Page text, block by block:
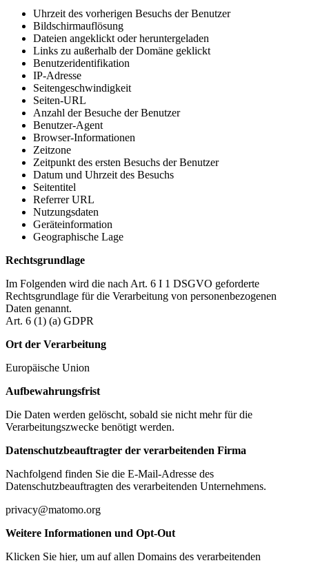
Uhrzeit des vorherigen Besuchs der Benutzer
Bildschirmauflösung
Dateien angeklickt oder heruntergeladen
Links zu außerhalb der Domäne geklickt
Benutzeridentifikation
IP-Adresse
Seitengeschwindigkeit
Seiten-URL
Anzahl der Besuche der Benutzer
Benutzer-Agent
Browser-Informationen
Zeitzone
Zeitpunkt des ersten Besuchs der Benutzer
Datum und Uhrzeit des Besuchs
Seitentitel
Referrer URL
Nutzungsdaten
Geräteinformation
Geographische Lage
Rechtsgrundlage
Im Folgenden wird die nach Art. 6 I 1 DSGVO geforderte
Rechtsgrundlage für die Verarbeitung von personenbezogenen
Daten genannt.
Art. 6 (1) (a) GDPR
Ort der Verarbeitung
Europäische Union
Aufbewahrungsfrist
Die Daten werden gelöscht, sobald sie nicht mehr für die
Verarbeitungszwecke benötigt werden.
Datenschutzbeauftragter der verarbeitenden Firma
Nachfolgend finden Sie die E-Mail-Adresse des
Datenschutzbeauftragten des verarbeitenden Unternehmens.
privacy@matomo.org
Weitere Informationen und Opt-Out
Klicken Sie hier, um auf allen Domains des verarbeitenden